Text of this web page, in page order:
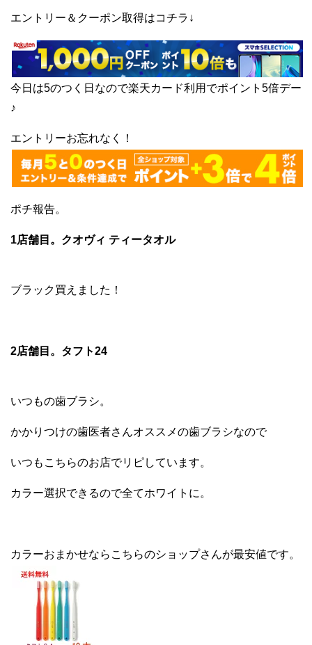
エントリー＆クーポン取得はコチラ↓
今日は5のつく日なので楽天カード利用でポイント5倍デー
♪
エントリーお忘れなく！
ポチ報告。
1店舗目。クオヴィ ティータオル
ブラック買えました！
2店舗目。タフト24
いつもの歯ブラシ。
かかりつけの歯医者さんオススメの歯ブラシなので
いつもこちらのお店でリピしています。
カラー選択できるので全てホワイトに。
カラーおまかせならこちらのショップさんが最安値です。